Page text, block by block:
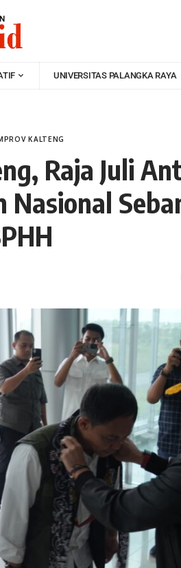
UNIVERSITAS PALANGKA RAYA
KALTENG
Raja Juli
Nasional